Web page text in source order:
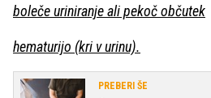
boleče uriniranje ali pekoč občutek
hematurijo (kri v urinu).
PREBERI ŠE